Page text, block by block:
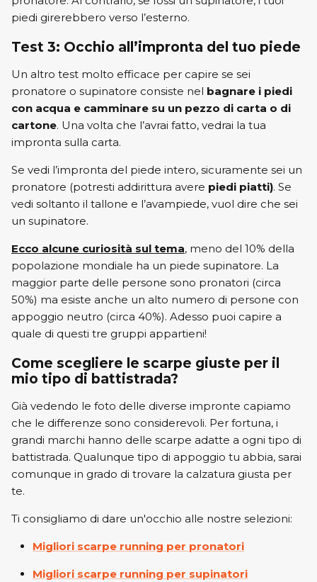
piedi girerebbero verso l’esterno.
Test 3: Occhio all’impronta del tuo piede
Un altro test molto efficace per capire se sei
pronatore o supinatore consiste nel bagnare i piedi
con acqua e camminare su un pezzo di carta o di
cartone. Una volta che l’avrai fatto, vedrai la tua
impronta sulla carta.
Se vedi l’impronta del piede intero, sicuramente sei un
pronatore (potresti addirittura avere piedi piatti). Se
vedi soltanto il tallone e l’avampiede, vuol dire che sei
un supinatore.
Ecco alcune curiosità sul tema, meno del 10% della
popolazione mondiale ha un piede supinatore. La
maggior parte delle persone sono pronatori (circa
50%) ma esiste anche un alto numero di persone con
appoggio neutro (circa 40%). Adesso puoi capire a
quale di questi tre gruppi appartieni!
Come scegliere le scarpe giuste per il
mio tipo di battistrada?
Già vedendo le foto delle diverse impronte capiamo
che le differenze sono considerevoli. Per fortuna, i
grandi marchi hanno delle scarpe adatte a ogni tipo di
battistrada. Qualunque tipo di appoggio tu abbia, sarai
comunque in grado di trovare la calzatura giusta per
te.
Ti consigliamo di dare un'occhio alle nostre selezioni:
Migliori scarpe running per pronatori
Migliori scarpe running per supinatori